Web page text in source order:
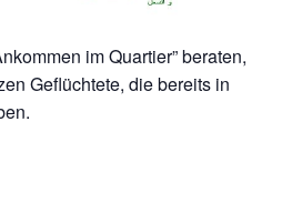
im Quartier” beraten,
Geflüchtete, die bereits in